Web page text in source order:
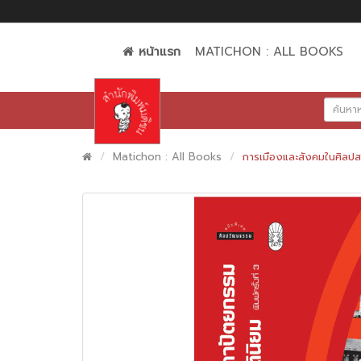
หน้าแรก MATICHON : ALL BOOKS
Matichon : All Books การเมืองและสังคมในศิล